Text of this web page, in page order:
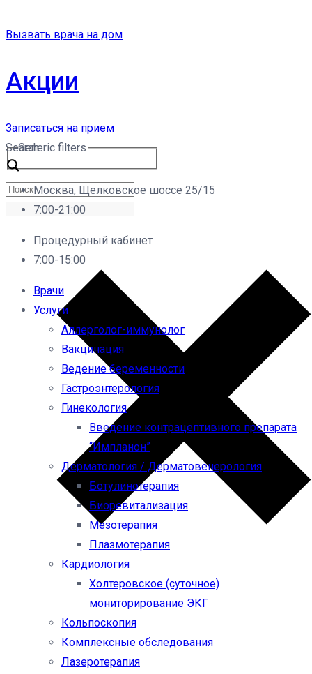
Вызвать врача на дом
Акции
Записаться на прием
Search
Generic filters
Москва, Щелковское шоссе 25/15
7:00-21:00
Процедурный кабинет
7:00-15:00
Врачи
Услуги
Аллерголог-иммунолог
Вакцинация
Ведение беременности
Гастроэнтерология
Гинекология
Введение контрацептивного препарата
“Импланон”
Дерматология / Дерматовенерология
Ботулинотерапия
Биоревитализация
Мезотерапия
Плазмотерапия
Кардиология
Холтеровское (суточное)
мониторирование ЭКГ
Кольпоскопия
Комплексные обследования
Лазеротерапия